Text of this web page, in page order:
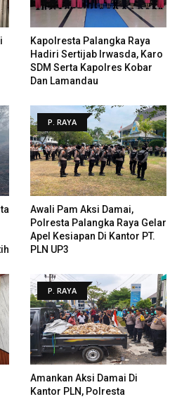
Kapolresta Palangka Raya
Hadiri Sertijab Irwasda, Karo
SDM Serta Kapolres Kobar
Dan Lamandau
P. RAYA
Awali Pam Aksi Damai,
Polresta Palangka Raya Gelar
Apel Kesiapan Di Kantor PT.
PLN UP3
P. RAYA
Amankan Aksi Damai Di
Kantor PLN, Polresta